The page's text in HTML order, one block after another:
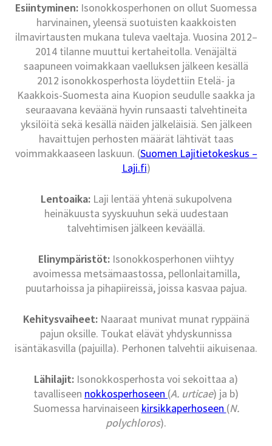
Esiintyminen: Isonokkosperhonen on ollut Suomessa
harvinainen, yleensä suotuisten kaakkoisten
ilmavirtausten mukana tuleva vaeltaja. Vuosina 2012–
2014 tilanne muuttui kertaheitolla. Venäjältä
saapuneen voimakkaan vaelluksen jälkeen kesällä
2012 isonokkosperhosta löydettiin Etelä- ja
Kaakkois-Suomesta aina Kuopion seudulle saakka ja
seuraavana keväänä hyvin runsaasti talvehtineita
yksilöitä sekä kesällä näiden jälkeläisiä. Sen jälkeen
havaittujen perhosten määrät lähtivät taas
voimmakkaaseen laskuun. (Suomen Lajitietokeskus –
Laji.fi)
Lentoaika:Laji lentää yhtenä sukupolvena
heinäkuusta syyskuuhun sekä uudestaan
talvehtimisen jälkeen keväällä.
Elinympäristöt: Isonokkosperhonen viihtyy
avoimessa metsämaastossa, pellonlaitamilla,
puutarhoissa ja pihapiireissä, joissa kasvaa pajua.
Kehitysvaiheet:Naaraat munivat munat ryppäinä
pajun oksille. Toukat elävät yhdyskunnissa
isäntäkasvilla (pajuilla). Perhonen talvehtii aikuisenaa.
Lähilajit: Isonokkosperhosta voi sekoittaa a)
tavalliseen nokkosperhoseen (A. urticae) ja b)
Suomessa harvinaiseen kirsikkaperhoseen (N.
polychloros).